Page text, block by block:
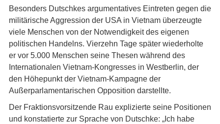
Besonders Dutschkes argumentatives Eintreten gegen die
militärische Aggression der USA in Vietnam überzeugte
viele Menschen von der Notwendigkeit des eigenen
politischen Handelns. Vierzehn Tage später wiederholte
er vor 5.000 Menschen seine Thesen während des
Internationalen Vietnam-Kongresses in Westberlin, der
den Höhepunkt der Vietnam-Kampagne der
Außerparlamentarischen Opposition darstellte.
Der Fraktionsvorsitzende Rau explizierte seine Positionen
und konstatierte zur Sprache von Dutschke: „Ich habe